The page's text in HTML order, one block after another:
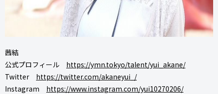
茜結
公式プロフィール https://ymn.tokyo/talent/yui_akane/
Twitter https://twitter.com/akaneyui_/
Instagram https://www.instagram.com/yui10270206/